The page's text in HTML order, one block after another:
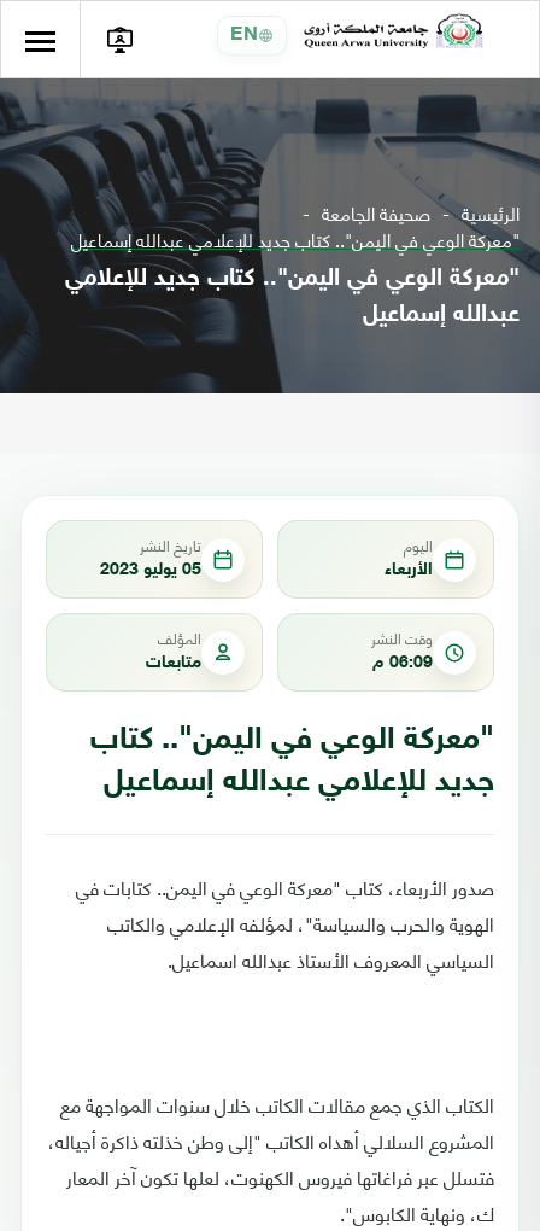
EN
الرئيسية صحيفة الجامعة
"معركة الوعي في اليمن".. كتاب جديد للإعلامي عبدالله إسماعيل
"معركة الوعي في اليمن".. كتاب جديد للإعلامي
عبدالله إسماعيل
اليوم
الأربعاء
تاريخ النشر
05 يوليو 2023
وقت النشر
06:09 م
المؤلف
متابعات
"معركة الوعي في اليمن".. كتاب
جديد للإعلامي عبدالله إسماعيل
صدور الأربعاء، كتاب "معركة الوعي في اليمن.. كتابات في
الهوية والحرب والسياسة"، لمؤلفه الإعلامي والكاتب
السياسي المعروف الأستاذ عبدالله اسماعيل.
الكتاب الذي جمع مقالات الكاتب خلال سنوات المواجهة مع
المشروع السلالي أهداه الكاتب "إلى وطن خذلته ذاكرة أجياله،
فتسلل عبر فراغاتها فيروس الكهنوت، لعلها تكون آخر المعار
ك، ونهاية الكابوس".